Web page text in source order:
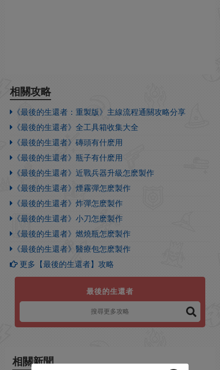
相關攻略
《最後的生還者：重製版》主線流程通關攻略分享
《最後的生還者》全工具箱收集大全
《最後的生還者》磚頭有什麽用
《最後的生還者》瓶子有什麽用
《最後的生還者》近戰兵器升級怎麽製作
《最後的生還者》煙霧彈怎麽製作
《最後的生還者》炸彈怎麽製作
《最後的生還者》小刀怎麽製作
《最後的生還者》燃燒瓶怎麽製作
《最後的生還者》醫療包怎麽製作
更多【最後的生還者】攻略
最後的生還者
相關新聞